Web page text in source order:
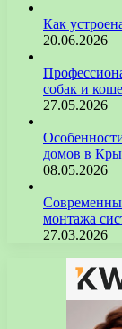
Как
20.06.2026
собак и
27.05.2026
домов в
08.05.2026
монтажа
27.03.2026